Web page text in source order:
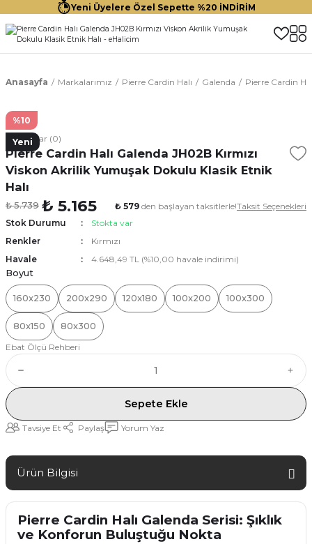
Yeni Üyelere Özel Sepette %20 İNDİRİM
Anasayfa Markalarımız Pierre Cardin Halı Galenda Pierre Cardin
%10
Yeni
Yorumlar (0)
Pierre Cardin Halı Galenda JH02B Kırmızı
Viskon Akrilik Yumuşak Dokulu Klasik Etnik
Halı
₺ 5.739 ₺ 5.165 ₺ 579 den başlayan taksitlerle!Taksit Seçenekleri
Stok Durumu
Stokta var
Renkler
Kırmızı
Havale
4.648,49 TL (%10,00 havale indirimi)
Boyut
160x230 200x290 120x180 100x200 100x300
80x150
80x300
Ebat Ölçü Rehberi
Sepete Ekle
Tavsiye Et Paylaş Yorum Yaz
Ürün Bilgisi
Pierre Cardin Halı Galenda Serisi: Şıklık
ve Konforun Buluştuğu Nokta